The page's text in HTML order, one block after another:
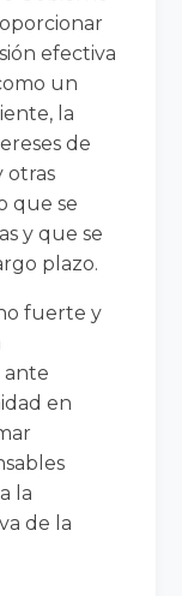
efectiva
un
la
de
otras
que se
y que se
plazo.
fuerte y
ante
en
la
de la